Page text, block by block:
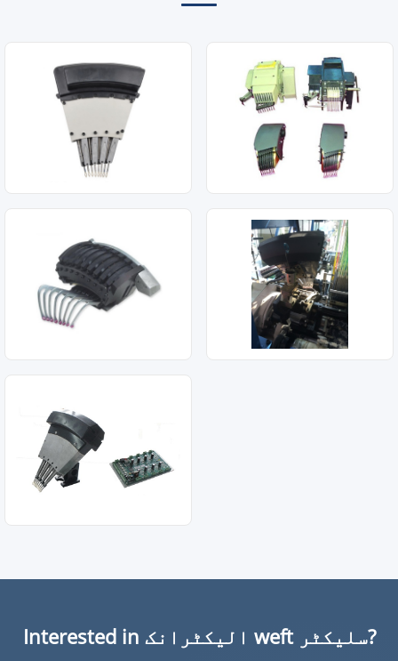
Interested in الیکٹرانک weft سلیکٹر?